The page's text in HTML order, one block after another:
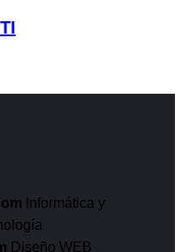
Informática y
Diseño WEB